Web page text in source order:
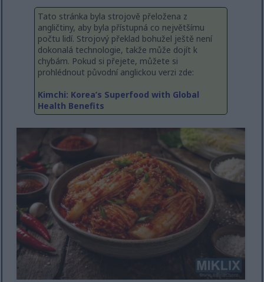
Tato stránka byla strojově přeložena z
angličtiny, aby byla přístupná co největšímu
počtu lidí. Strojový překlad bohužel ještě není
dokonalá technologie, takže může dojít k
chybám. Pokud si přejete, můžete si
prohlédnout původní anglickou verzi zde:
Kimchi: Korea’s Superfood with Global
Health Benefits